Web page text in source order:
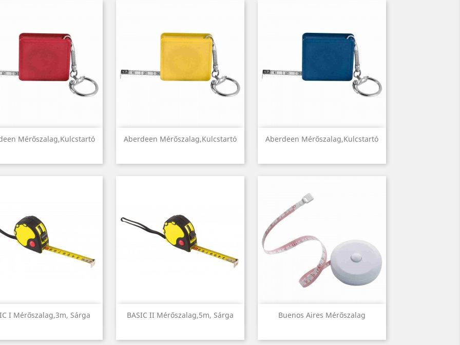
Mérőszalag,kulcstartó
Előnézet Aberdeen Mérőszalag,kulcstartó
Előnézet Aberdeen Mérőszalag,kulcstartó
Előnézet
I Mérőszalag,3m, Sárga
Előnézet BASIC II Mérőszalag,5m, Sárga
Előnézet Buenos Aires Mérőszalag
Előnézet